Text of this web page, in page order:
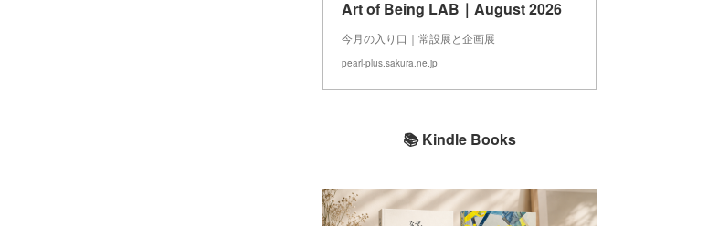
Art of Being LAB｜August 2026
今月の入り口｜常設展と企画展
pearl-plus.sakura.ne.jp
📚 Kindle Books